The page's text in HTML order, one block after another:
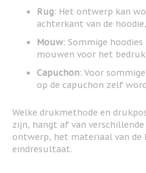
Rug: Het ontwerp kan
achterkant van de
Mouw: Sommige
mouwen voor het
Capuchon: Voor
op de capuchon zelf
Welke drukmethode en
zijn, hangt af van
ontwerp, het materiaal van de
eindresultaat.